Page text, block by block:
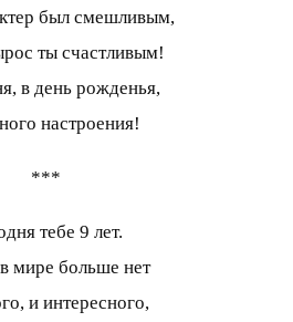
был смешливым,
ты счастливым!
в день рожденья,
настроения!
***
тебе 9 лет.
мире больше нет
и интересного,